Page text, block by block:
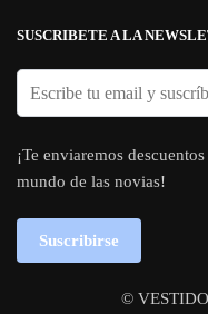
SUSCRIBETE A LA
¡Te enviaremos
mundo de las novias!
Suscribirse
©